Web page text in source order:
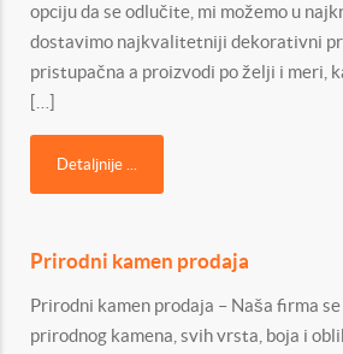
opciju da se odlučite, mi možemo u
dostavimo najkvalitetniji dekorativni
pristupačna a proizvodi po želji i meri,
[…]
Detaljnije ...
Prirodni kamen prodaja
Prirodni kamen prodaja – Naša firma
prirodnog kamena, svih vrsta, boja i